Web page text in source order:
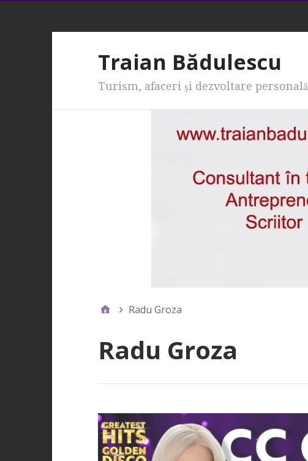
Traian Bădulescu
Turism, afaceri şi dezvoltare personală
Radu Groza
Radu Groza